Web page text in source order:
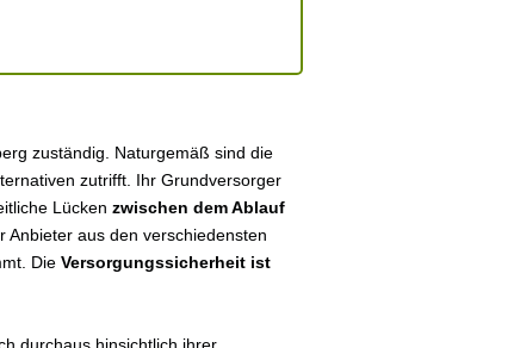
zuständig. Naturgemäß sind die
zutrifft. Ihr Grundversorger
Lücken zwischen dem Ablauf
Anbieter aus den verschiedensten
Die Versorgungssicherheit ist